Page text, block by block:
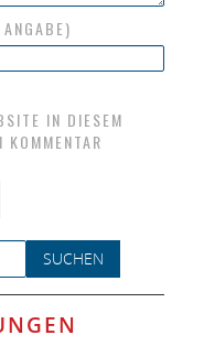
IN DIESEM
KOMMENTAR